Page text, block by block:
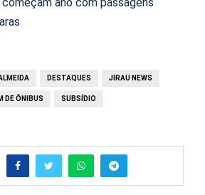
DESTAQUES JIRAU NEWS
DE ÔNIBUS SUBSÍDIO